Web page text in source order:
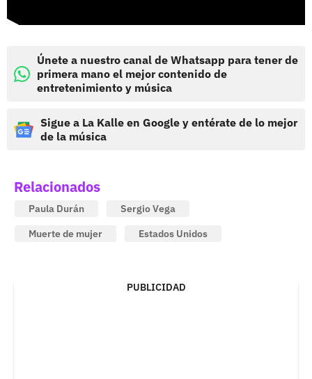
Únete a nuestro canal de Whatsapp para tener de
primera mano el mejor contenido de
entretenimiento y música
Sigue a La Kalle en Google y entérate de lo mejor
de la música
Relacionados
Paula Durán
Sergio Vega
Muerte de mujer
Estados Unidos
PUBLICIDAD